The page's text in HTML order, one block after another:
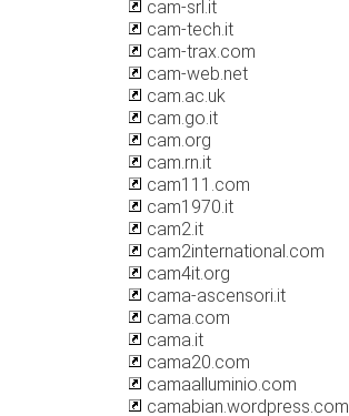
cam-srl.it
cam-tech.it
cam-trax.com
cam-web.net
cam.ac.uk
cam.go.it
cam.org
cam.rn.it
cam111.com
cam1970.it
cam2.it
cam2international.com
cam4it.org
cama-ascensori.it
cama.com
cama.it
cama20.com
camaalluminio.com
camabian.wordpress.com